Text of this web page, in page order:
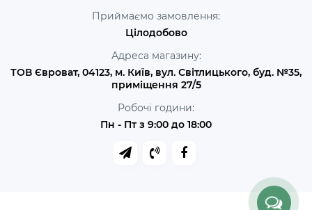
Приймаємо замовлення:
Цілодобово
Адреса магазину:
ТОВ Євроват, 04123, м. Київ, вул. Світлицького, буд. №35,
приміщення 27/5
Робочі години:
Пн - Пт з 9:00 до 18:00